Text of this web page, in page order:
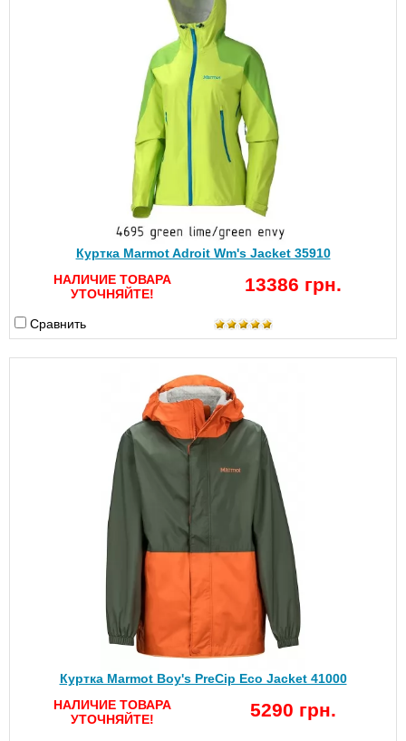
Куртка Marmot Adroit Wm's Jacket 35910
НАЛИЧИЕ ТОВАРА
УТОЧНЯЙТЕ!
13386 грн.
Сравнить
Куртка Marmot Boy's PreCip Eco Jacket 41000
НАЛИЧИЕ ТОВАРА
УТОЧНЯЙТЕ!
5290 грн.